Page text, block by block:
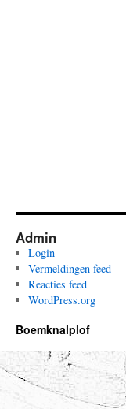
Admin
Login
Vermeldingen feed
Reacties feed
WordPress.org
Boemknalplof